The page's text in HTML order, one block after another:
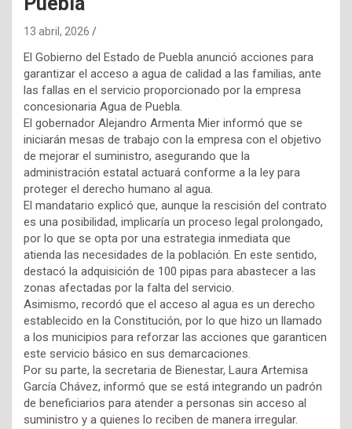
13 abril, 2026
El Gobierno del Estado de Puebla anunció acciones para
garantizar el acceso a agua de calidad a las familias, ante
las fallas en el servicio proporcionado por la empresa
concesionaria Agua de Puebla.
El gobernador Alejandro Armenta Mier informó que se
iniciarán mesas de trabajo con la empresa con el objetivo
de mejorar el suministro, asegurando que la
administración estatal actuará conforme a la ley para
proteger el derecho humano al agua.
El mandatario explicó que, aunque la rescisión del contrato
es una posibilidad, implicaría un proceso legal prolongado,
por lo que se opta por una estrategia inmediata que
atienda las necesidades de la población. En este sentido,
destacó la adquisición de 100 pipas para abastecer a las
zonas afectadas por la falta del servicio.
Asimismo, recordó que el acceso al agua es un derecho
establecido en la Constitución, por lo que hizo un llamado
a los municipios para reforzar las acciones que garanticen
este servicio básico en sus demarcaciones.
Por su parte, la secretaria de Bienestar, Laura Artemisa
García Chávez, informó que se está integrando un padrón
de beneficiarios para atender a personas sin acceso al
suministro y a quienes lo reciben de manera irregular.